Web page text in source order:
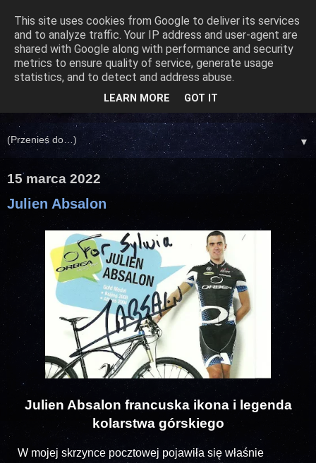
▼
15 marca 2022
Julien Absalon
Julien Absalon francuska ikona i legenda
kolarstwa górskiego
W mojej skrzynce pocztowej pojawiła się właśnie
This site uses cookies from Google to deliver its services
and to analyze traffic. Your IP address and user-agent are
shared with Google along with performance and security
metrics to ensure quality of service, generate usage
statistics, and to detect and address abuse.
LEARN MORE GOT IT